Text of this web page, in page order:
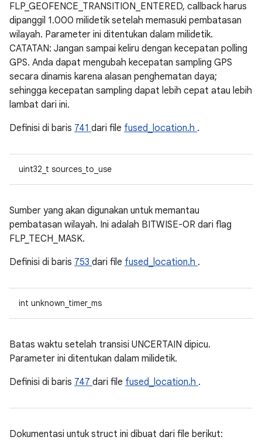
FLP_GEOFENCE_TRANSITION_ENTERED, callback harus
dipanggil 1.000 milidetik setelah memasuki pembatasan
wilayah. Parameter ini ditentukan dalam milidetik.
CATATAN: Jangan sampai keliru dengan kecepatan polling
GPS. Anda dapat mengubah kecepatan sampling GPS
secara dinamis karena alasan penghematan daya;
sehingga kecepatan sampling dapat lebih cepat atau lebih
lambat dari ini.
Definisi di baris 741 dari file fused_location.h .
uint32_t sources_to_use
Sumber yang akan digunakan untuk memantau
pembatasan wilayah. Ini adalah BITWISE-OR dari flag
FLP_TECH_MASK.
Definisi di baris 753 dari file fused_location.h .
int unknown_timer_ms
Batas waktu setelah transisi UNCERTAIN dipicu.
Parameter ini ditentukan dalam milidetik.
Definisi di baris 747 dari file fused_location.h .
Dokumentasi untuk struct ini dibuat dari file berikut: